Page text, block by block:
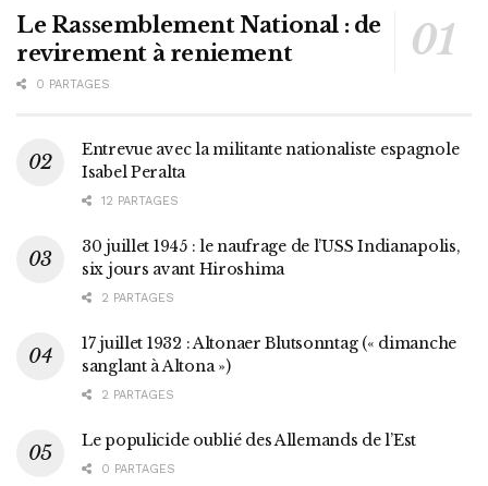
Le Rassemblement National : de
revirement à reniement
0 PARTAGES
Entrevue avec la militante nationaliste espagnole
Isabel Peralta
12 PARTAGES
30 juillet 1945 : le naufrage de l’USS Indianapolis,
six jours avant Hiroshima
2 PARTAGES
17 juillet 1932 : Altonaer Blutsonntag (« dimanche
sanglant à Altona »)
2 PARTAGES
Le populicide oublié des Allemands de l’Est
0 PARTAGES